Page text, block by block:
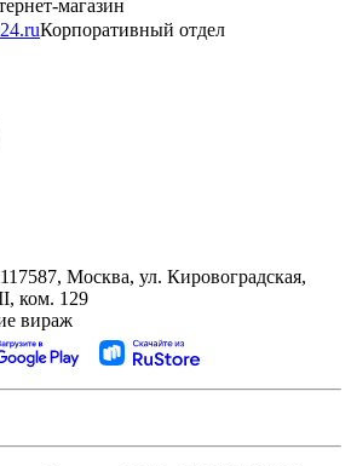
магазин
Корпоративный отдел
117587, Москва, ул. Кировоградская,
ком. 129
вираж